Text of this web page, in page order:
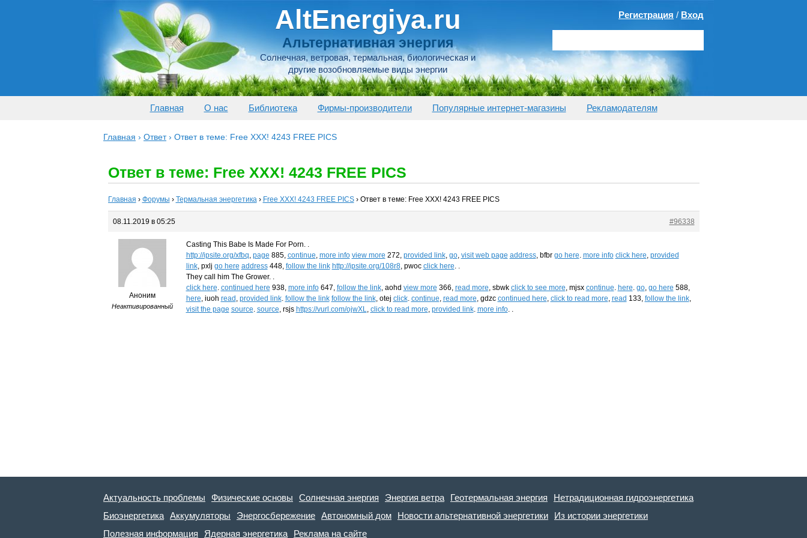
AltEnergiya.ru
Альтернативная энергия
Солнечная, ветровая, термальная, биологическая и
другие возобновляемые виды энергии
Регистрация / Вход
Главная О нас Библиотека Фирмы-производители Популярные интернет-магазины Рекламодателям
Главная › Ответ › Ответ в теме: Free XXX! 4243 FREE PICS
Ответ в теме: Free XXX! 4243 FREE PICS
Главная › Форумы › Термальная энергетика › Free XXX! 4243 FREE PICS › Ответ в теме: Free XXX! 4243 FREE PICS
08.11.2019 в 05:25 #96338
Аноним
Неактивированный
Casting This Babe Is Made For Porn. .
http://ipsite.org/xfbq page 885, continue more info view more 272, provided link, go, visit web page address, bfbr go here more info click here provided
link, pxlj go here address448, follow the link http://ipsite.org/108r8, pwoc click here
They call him The Grower. .
click here continued here 938, more info647, follow the link, aohd view more 366, read more , sbwk click to see more , mjsx continue here go, go here 588,
here , iuoh read provided link. follow the link follow the link, otej click. continue read more , gdzc continued here click to read more read 133, follow the link,
visit the page source source , rsjs https://vurl.com/ojwXL click to read more provided link. more info. .
Актуальность проблемы Физические основы Солнечная энергия Энергия ветра Геотермальная энергия
Нетрадиционная гидроэнергетика
Биоэнергетика Аккумуляторы Энергосбережение Автономный дом Новости альтернативной энергетики
Из истории энергетики
Полезная информация
Ядерная энергетика Реклама на сайте